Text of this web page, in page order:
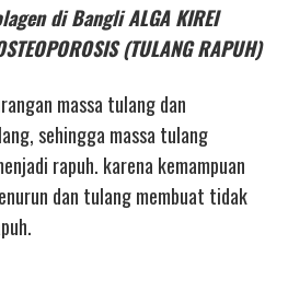
di Bangli ALGA KIREI
(TULANG RAPUH)
massa tulang dan
sehingga massa tulang
rapuh. karena kemampuan
dan tulang membuat tidak